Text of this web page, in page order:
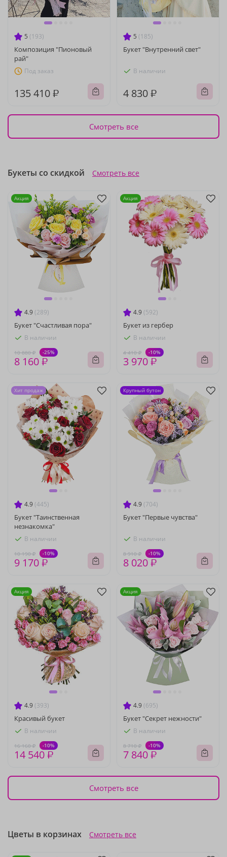
5 (193)
Композиция "Пионовый
рай"
Под заказ
135 410 ₽
5 (185)
Букет "Внутренний свет"
В наличии
4 830 ₽
Смотреть все
Букеты со скидкой Смотреть все
4.9 (289)
Букет "Счастливая пора"
В наличии
10 880 ₽ -25%
8 160 ₽
Акция
4.9 (592)
Букет из гербер
В наличии
4 410 ₽ -10%
3 970 ₽
Акция
4.9 (445)
Букет "Таинственная
незнакомка"
В наличии
10 190 ₽ -10%
9 170 ₽
Хит продаж
4.9 (704)
Букет "Первые чувства"
В наличии
8 910 ₽ -10%
8 020 ₽
Крупный бутон
4.9 (393)
Красивый букет
В наличии
16 160 ₽ -10%
14 540 ₽
Акция
4.9 (695)
Букет "Секрет нежности"
В наличии
8 710 ₽ -10%
7 840 ₽
Акция
Смотреть все
Цветы в корзинах Смотреть все